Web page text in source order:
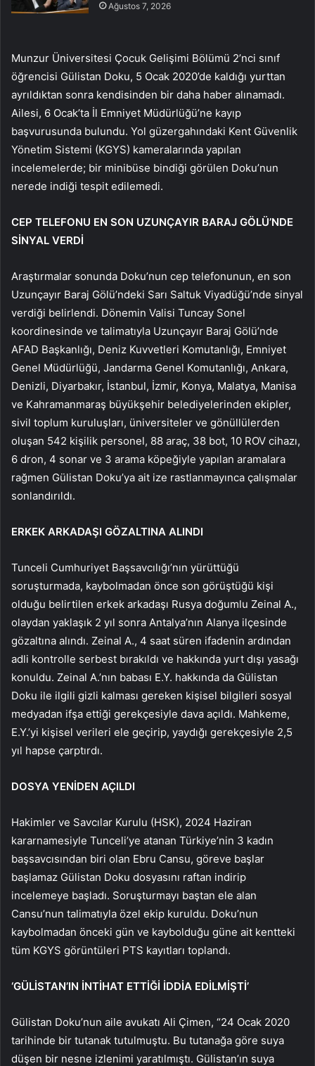
Ağustos 7, 2026
Munzur Üniversitesi Çocuk Gelişimi Bölümü 2’nci sınıf
öğrencisi Gülistan Doku, 5 Ocak 2020’de kaldığı yurttan
ayrıldıktan sonra kendisinden bir daha haber alınamadı.
Ailesi, 6 Ocak’ta İl Emniyet Müdürlüğü’ne kayıp
başvurusunda bulundu. Yol güzergahındaki Kent Güvenlik
Yönetim Sistemi (KGYS) kameralarında yapılan
incelemelerde; bir minibüse bindiği görülen Doku’nun
nerede indiği tespit edilemedi.
CEP TELEFONU EN SON UZUNÇAYIR BARAJ GÖLÜ’NDE
SİNYAL VERDİ
Araştırmalar sonunda Doku’nun cep telefonunun, en son
Uzunçayır Baraj Gölü’ndeki Sarı Saltuk Viyadüğü’nde sinyal
verdiği belirlendi. Dönemin Valisi Tuncay Sonel
koordinesinde ve talimatıyla Uzunçayır Baraj Gölü’nde
AFAD Başkanlığı, Deniz Kuvvetleri Komutanlığı, Emniyet
Genel Müdürlüğü, Jandarma Genel Komutanlığı, Ankara,
Denizli, Diyarbakır, İstanbul, İzmir, Konya, Malatya, Manisa
ve Kahramanmaraş büyükşehir belediyelerinden ekipler,
sivil toplum kuruluşları, üniversiteler ve gönüllülerden
oluşan 542 kişilik personel, 88 araç, 38 bot, 10 ROV cihazı,
6 dron, 4 sonar ve 3 arama köpeğiyle yapılan aramalara
rağmen Gülistan Doku’ya ait ize rastlanmayınca çalışmalar
sonlandırıldı.
ERKEK ARKADAŞI GÖZALTINA ALINDI
Tunceli Cumhuriyet Başsavcılığı’nın yürüttüğü
soruşturmada, kaybolmadan önce son görüştüğü kişi
olduğu belirtilen erkek arkadaşı Rusya doğumlu Zeinal A.,
olaydan yaklaşık 2 yıl sonra Antalya’nın Alanya ilçesinde
gözaltına alındı. Zeinal A., 4 saat süren ifadenin ardından
adli kontrolle serbest bırakıldı ve hakkında yurt dışı yasağı
konuldu. Zeinal A.’nın babası E.Y. hakkında da Gülistan
Doku ile ilgili gizli kalması gereken kişisel bilgileri sosyal
medyadan ifşa ettiği gerekçesiyle dava açıldı. Mahkeme,
E.Y.’yi kişisel verileri ele geçirip, yaydığı gerekçesiyle 2,5
yıl hapse çarptırdı.
DOSYA YENİDEN AÇILDI
Hakimler ve Savcılar Kurulu (HSK), 2024 Haziran
kararnamesiyle Tunceli’ye atanan Türkiye’nin 3 kadın
başsavcısından biri olan Ebru Cansu, göreve başlar
başlamaz Gülistan Doku dosyasını raftan indirip
incelemeye başladı. Soruşturmayı baştan ele alan
Cansu’nun talimatıyla özel ekip kuruldu. Doku’nun
kaybolmadan önceki gün ve kaybolduğu güne ait kentteki
tüm KGYS görüntüleri PTS kayıtları toplandı.
‘GÜLİSTAN’IN İNTİHAT ETTİĞİ İDDİA EDİLMİŞTİ’
Gülistan Doku’nun aile avukatı Ali Çimen, “24 Ocak 2020
tarihinde bir tutanak tutulmuştu. Bu tutanağa göre suya
düşen bir nesne izlenimi yaratılmıştı. Gülistan’ın suya